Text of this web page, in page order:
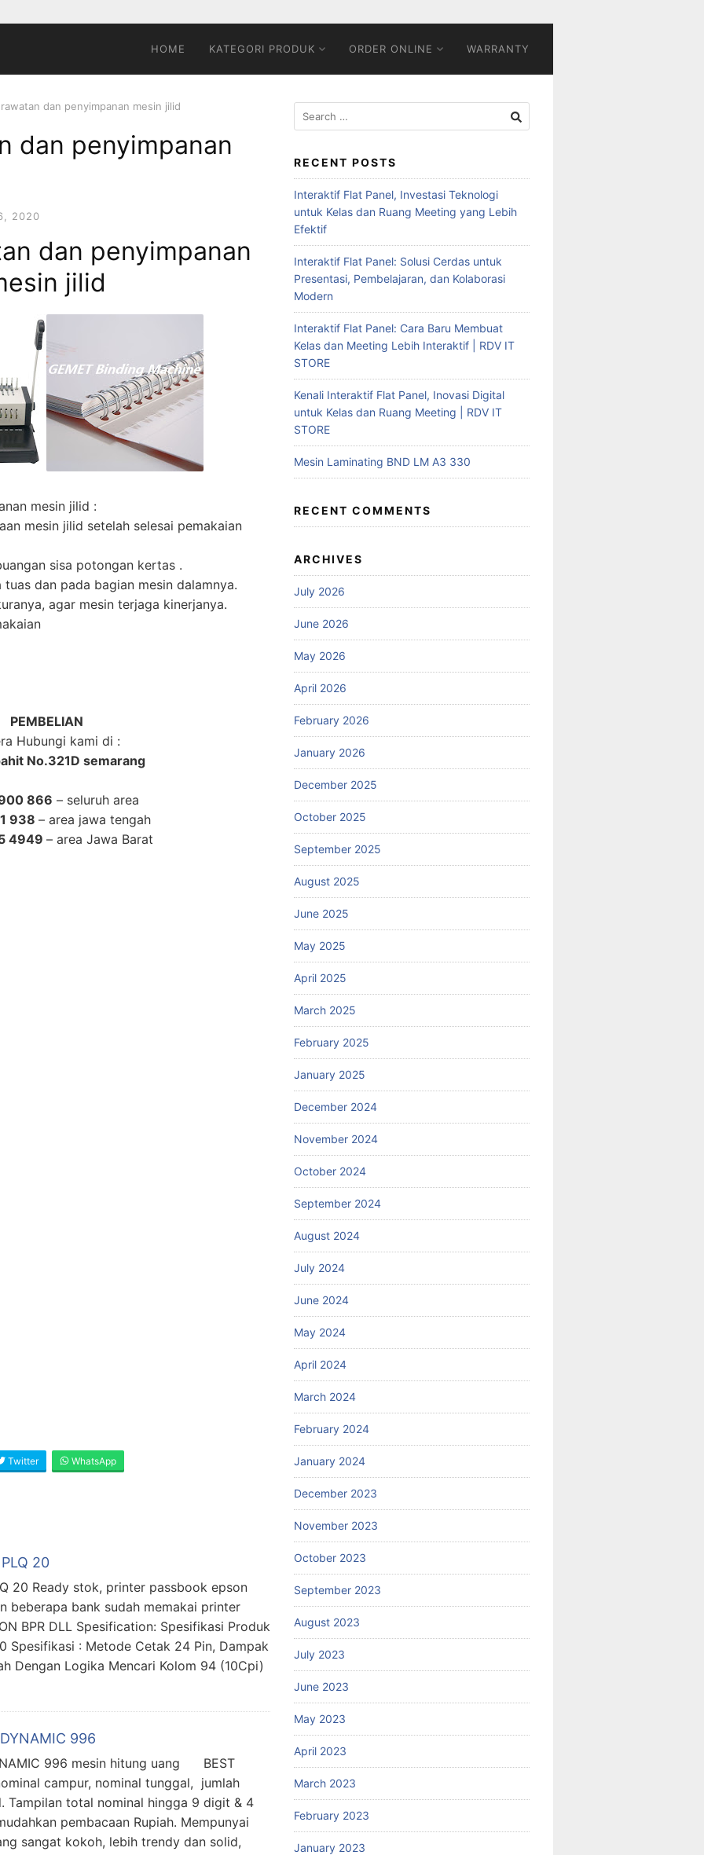
HOME KATEGORI PRODUK ORDER ONLINE WARRANTY
dan penyimpanan mesin jilid
dan penyimpanan
2020
dan penyimpanan
jilid
mesin jilid :
mesin jilid setelah selesai pemakaian
sisa potongan kertas .
dan pada bagian mesin dalamnya.
agar mesin terjaga kinerjanya.
PEMBELIAN
Hubungi kami di :
No.321D semarang
866 – seluruh area
938 – area jawa tengah
4949 – area Jawa Barat
Twitter WhatsApp
20
20 Ready stok, printer passbook epson
beberapa bank sudah memakai printer
BPR DLL Spesification: Spesifikasi Produk
Spesifikasi : Metode Cetak 24 Pin, Dampak
Dengan Logika Mencari Kolom 94 (10Cpi)
996
996 mesin hitung uang BEST
campur, nominal tunggal, jumlah
Tampilan total nominal hingga 9 digit & 4
pembacaan Rupiah. Mempunyai
sangat kokoh, lebih trendy dan solid,
RECENT POSTS
Interaktif Flat Panel, Investasi Teknologi
untuk Kelas dan Ruang Meeting yang Lebih
Efektif
Interaktif Flat Panel: Solusi Cerdas untuk
Presentasi, Pembelajaran, dan Kolaborasi
Modern
Interaktif Flat Panel: Cara Baru Membuat
Kelas dan Meeting Lebih Interaktif | RDV IT
STORE
Kenali Interaktif Flat Panel, Inovasi Digital
untuk Kelas dan Ruang Meeting | RDV IT
STORE
Mesin Laminating BND LM A3 330
RECENT COMMENTS
ARCHIVES
July 2026
June 2026
May 2026
April 2026
February 2026
January 2026
December 2025
October 2025
September 2025
August 2025
June 2025
May 2025
April 2025
March 2025
February 2025
January 2025
December 2024
November 2024
October 2024
September 2024
August 2024
July 2024
June 2024
May 2024
April 2024
March 2024
February 2024
January 2024
December 2023
November 2023
October 2023
September 2023
August 2023
July 2023
June 2023
May 2023
April 2023
March 2023
February 2023
January 2023